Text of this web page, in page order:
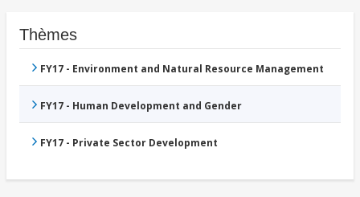
Thèmes
FY17 - Environment and Natural Resource Management
FY17 - Human Development and Gender
FY17 - Private Sector Development